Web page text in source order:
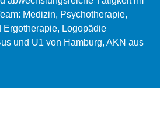
Medizin, Psychotherapie,
Ergotherapie, Logopädie
und U1 von Hamburg, AKN aus